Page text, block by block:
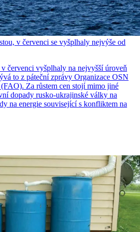
v červenci se vyšplhaly nejvýše od
červenci vyšplhaly na nejvyšší úroveň
to z páteční zprávy Organizace OSN
Za růstem cen stojí mimo jiné
dopady rusko-ukrajinské války na
na energie související s konfliktem na